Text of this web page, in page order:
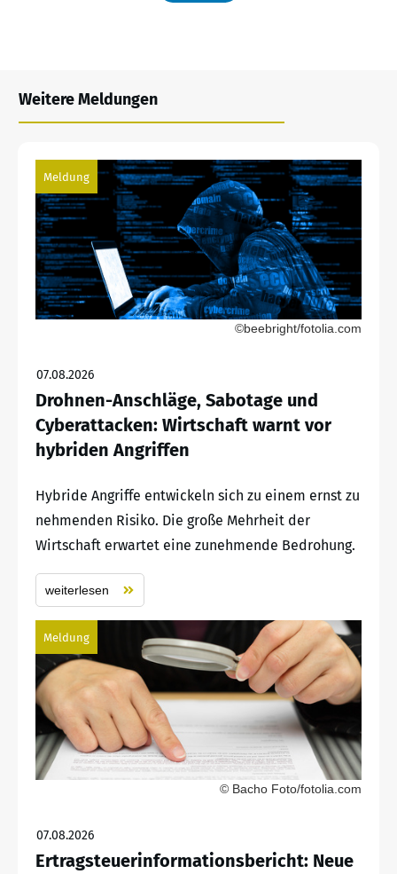
Weitere Meldungen
Meldung
©beebright/fotolia.com
07.08.2026
Drohnen-Anschläge, Sabotage und
Cyberattacken: Wirtschaft warnt vor
hybriden Angriffen
Hybride Angriffe entwickeln sich zu einem ernst zu
nehmenden Risiko. Die große Mehrheit der
Wirtschaft erwartet eine zunehmende Bedrohung.
weiterlesen
Meldung
© Bacho Foto/fotolia.com
07.08.2026
Ertragsteuerinformationsbericht: Neue